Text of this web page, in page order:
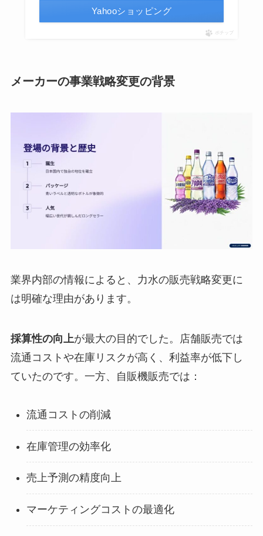
Yahooショッピング
ポチップ
メーカーの事業戦略変更の背景
業界内部の情報によると、力水の販売戦略変更に
は明確な理由があります。
採算性の向上が最大の目的でした。店舗販売では
流通コストや在庫リスクが高く、利益率が低下し
ていたのです。一方、自販機販売では：
流通コストの削減
在庫管理の効率化
売上予測の精度向上
マーケティングコストの最適化